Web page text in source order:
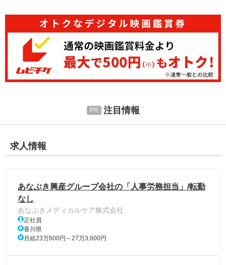
注目情報
求人情報
あなぶき興産グループ会社の「人事労務担当」/転勤
なし
あなぶきメディカルケア株式会社
正社員
香川県
月給23万600円～27万3,600円